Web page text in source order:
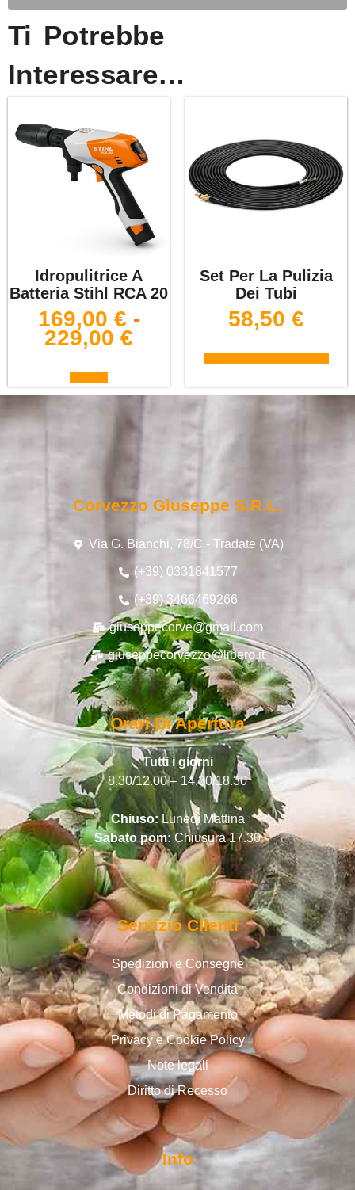
Ti Potrebbe
Interessare…
Idropulitrice A
Batteria Stihl RCA 20
169,00 € -
229,00 €
Set Per La Pulizia
Dei Tubi
58,50 €
Corvezzo Giuseppe S.r.l.
Via G. Bianchi, 78/C - Tradate (VA)
(+39) 0331841577
(+39) 3466469266
giuseppecorve@gmail.com
giuseppecorvezzo@libero.it
Orari Di Apertura
Tutti i giorni
8.30/12.00 – 14.30/18.30
Chiuso:Lunedì Mattina
Sabato pom:Chiusura 17.30
Servizio Clienti
Spedizioni e Consegne
Condizioni di Vendita
Metodi di Pagamento
Privacy e Cookie Policy
Note legali
Diritto di Recesso
Info